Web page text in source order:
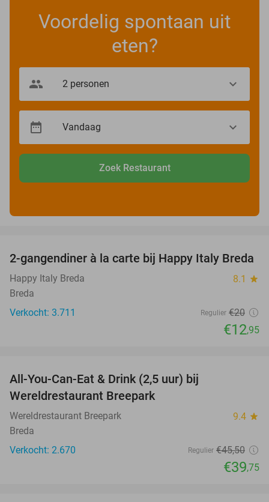
Voordelig spontaan uit
eten?
Zoek Restaurant
35%
2-gangendiner à la carte bij Happy Italy Breda
Happy Italy Breda 8.1 star
Breda
Verkocht: 3.711
Regulier €20
€12,95
All-You-Can-Eat & Drink (2,5 uur) bij
Wereldrestaurant Breepark
Wereldrestaurant Breepark 9.4 star
Breda
Verkocht: 2.670
Regulier €45,50
€39,75